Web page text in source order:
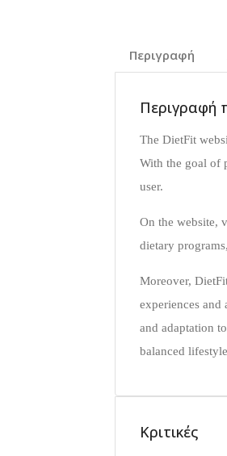
Περιγραφή
Περιγραφή
The DietFit
With the goal of
user.
On the website,
dietary
Moreover,
experiences
and adaptation
balanced
Κριτικές